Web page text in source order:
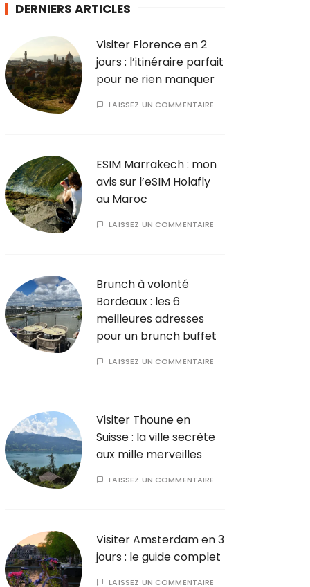
DERNIERS ARTICLES
Visiter Florence en 2
jours : l’itinéraire parfait
pour ne rien manquer
LAISSEZ UN COMMENTAIRE
ESIM Marrakech : mon
avis sur l’eSIM Holafly
au Maroc
LAISSEZ UN COMMENTAIRE
Brunch à volonté
Bordeaux : les 6
meilleures adresses
pour un brunch buffet
LAISSEZ UN COMMENTAIRE
Visiter Thoune en
Suisse : la ville secrète
aux mille merveilles
LAISSEZ UN COMMENTAIRE
Visiter Amsterdam en 3
jours : le guide complet
LAISSEZ UN COMMENTAIRE